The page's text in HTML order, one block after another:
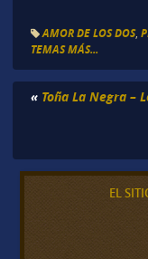
AMOR DE LOS DOS,
TEMAS MÁS...
« Toña La Negra –
EL